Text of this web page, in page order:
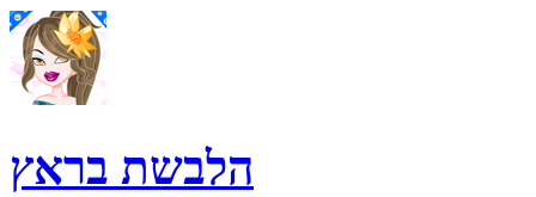
הלבשת בראץ